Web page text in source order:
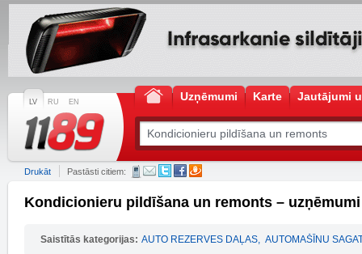
LV RU EN Uzņēmumi Karte Jautājumi
Drukāt Pastāsti citiem:
Kondicionieru pildīšana un remonts –
Saistītās kategorijas: AUTO REZERVES DAĻAS, AUTOMAŠĪNU